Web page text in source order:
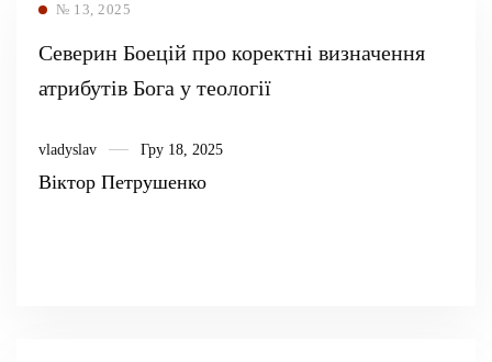
№ 13, 2025
Северин Боецій про коректні визначення
атрибутів Бога у теології
vladyslav Гру 18, 2025
Віктор Петрушенко